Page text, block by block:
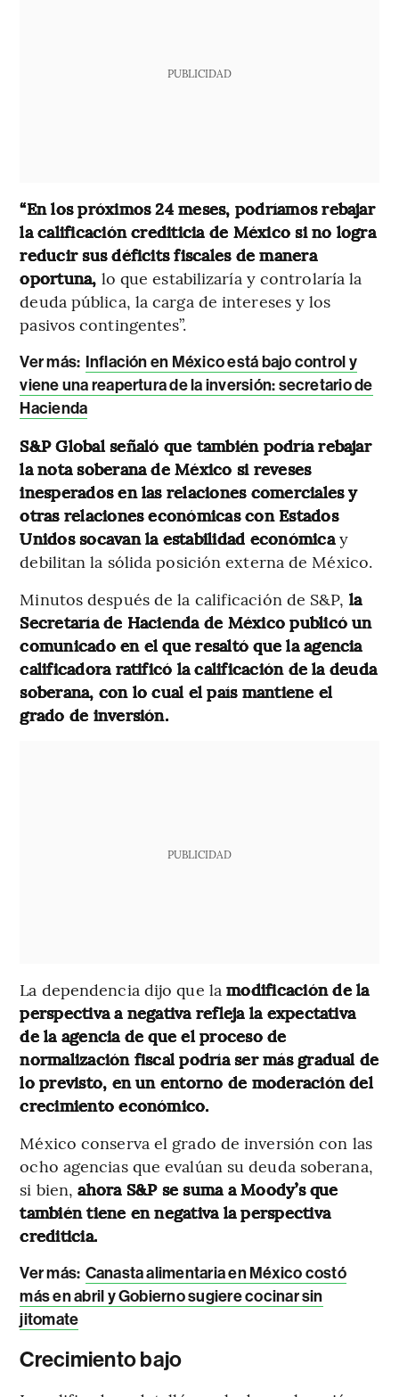
PUBLICIDAD
“En los próximos 24 meses, podríamos rebajar
la calificación crediticia de México si no logra
reducir sus déficits fiscales de manera
oportuna, lo que estabilizaría y controlaría la
deuda pública, la carga de intereses y los
pasivos contingentes”.
Ver más: Inflación en México está bajo control y
viene una reapertura de la inversión: secretario de
Hacienda
S&P Global señaló que también podría rebajar
la nota soberana de México si reveses
inesperados en las relaciones comerciales y
otras relaciones económicas con Estados
Unidos socavan la estabilidad económicay
debilitan la sólida posición externa de México.
Minutos después de la calificación de S&P, la
Secretaría de Hacienda de México publicó un
comunicado en el que resaltó que la agencia
calificadora ratificó la calificación de la deuda
soberana, con lo cual el país mantiene el
grado de inversión.
PUBLICIDAD
La dependencia dijo que la modificación de la
perspectiva a negativa refleja la expectativa
de la agencia de que el proceso de
normalización fiscal podría ser más gradual de
lo previsto, en un entorno de moderación del
crecimiento económico.
México conserva el grado de inversión con las
ocho agencias que evalúan su deuda soberana,
si bien,ahora S&P se suma a Moody’s que
también tiene en negativa la perspectiva
crediticia.
Ver más: Canasta alimentaria en México costó
más en abril y Gobierno sugiere cocinar sin
jitomate
Crecimiento bajo